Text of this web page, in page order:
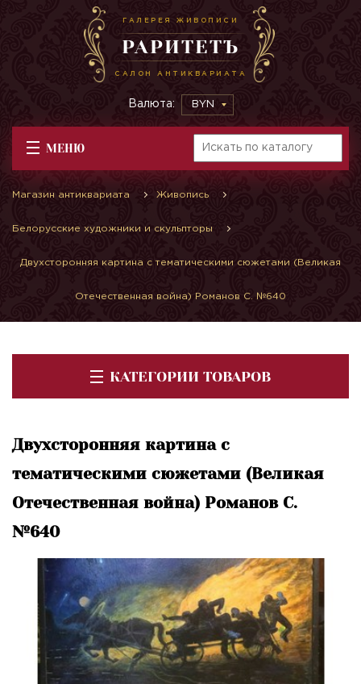
ГАЛЕРЕЯ ЖИВОПИСИ
РАРИТЕТЪ
САЛОН АНТИКВАРИАТА
Валюта: BYN
МЕНЮ
Магазин антиквариата Живопись
Белорусские художники и скульпторы
Двухсторонняя картина с тематическими сюжетами (Великая
Отечественная война) Романов С. №640
КАТЕГОРИИ ТОВАРОВ
Двухсторонняя картина с
тематическими сюжетами (Великая
Отечественная война) Романов С.
№640